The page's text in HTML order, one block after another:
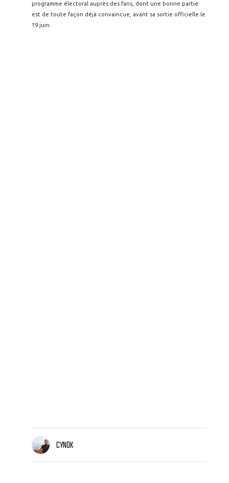
programme électoral auprès des fans, dont une bonne partie
est de toute façon déjà convaincue, avant sa sortie officielle le
19 juin.
CYNOK